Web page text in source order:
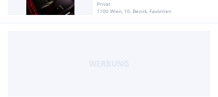
Privat
1100 Wien, 10. Bezirk, Favoriten